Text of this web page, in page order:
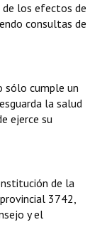
de los efectos de
consultas de
sólo cumple un
la salud
ejerce su
de la
3742,
y el